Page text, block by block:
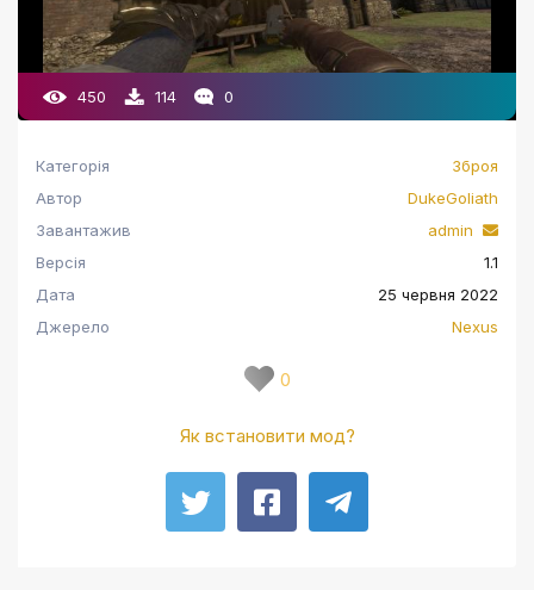
450 114 0
Категорія
Зброя
Автор
DukeGoliath
Завантажив
admin
Версія
1.1
Дата
25 червня 2022
Джерело
Nexus
0
Як встановити мод?